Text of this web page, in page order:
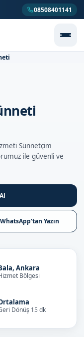
08508401141
Sünnetçim
ile güvenli ve
WhatsApp'tan Yazın
Ankara
Bölgesi
Dönüş 15 dk